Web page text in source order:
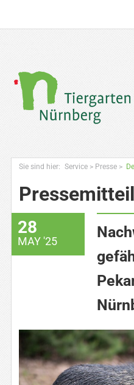
Entdecken
Zoowissen & Co
Sie sind hier: Service> Presse>
28
MAY '25